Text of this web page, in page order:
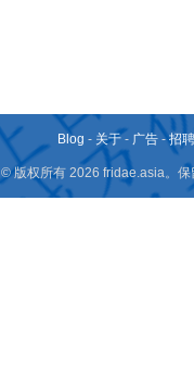
Blog - 关于 - 广告 -招
© 版权所有 2026 fridae.asia。